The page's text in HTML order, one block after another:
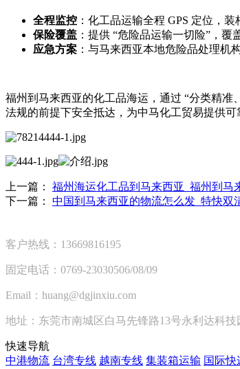
全程监控 ：化工品运输全程 GPS 定位，
保险覆盖 ：提供 “危险品运输一切险”，
应急方案 ：与马来西亚本地危险品处理机
福州到马来西亚的化工品海运，通过 “分类精
法规的前提下安全抵达，为中马化工贸易提供可
上一篇： 福州海运化工品到马来西亚_福州到马
下一篇： 中国到马来西亚的物流怎么发_特快双
客户热线：13669816195
固定电话：0769-23030506/08/09
Email：huang@dgjinxiu.com
地址：东莞市南城区白马先锋路13号永利达科技
快速导航
中港物流 台湾专线 越南专线 集装箱运输 国际快